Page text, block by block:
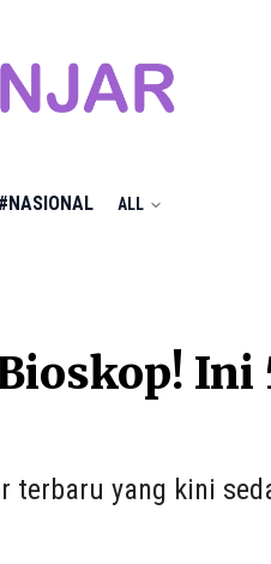
#NASIONAL ALL
Ini
terbaru yang kini